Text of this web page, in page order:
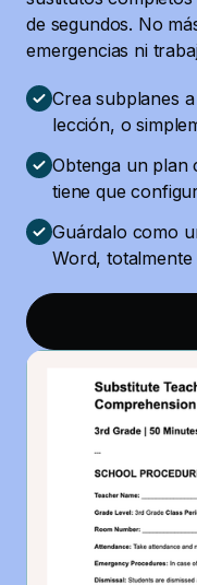
de segundos. No
emergencias ni
Crea subplanes
lección, o
Obtenga un plan
tiene que
Guárdalo como
Word,